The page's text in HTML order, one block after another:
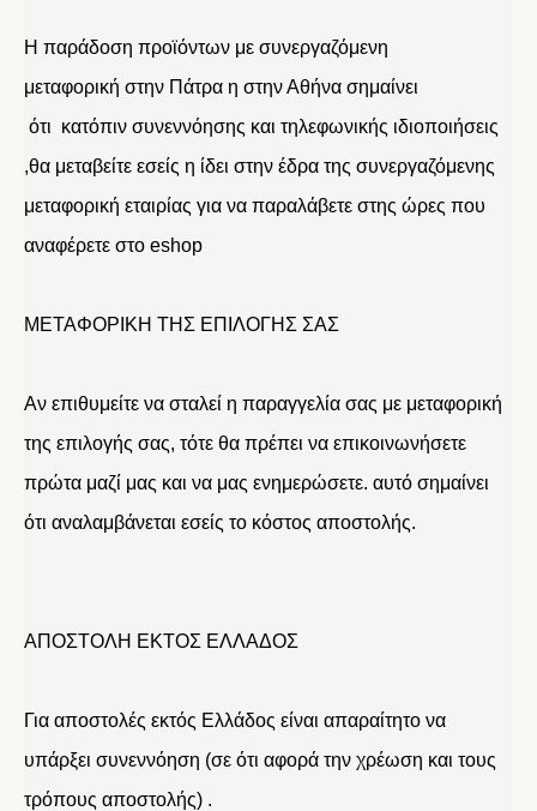
Η παράδοση προϊόντων με συνεργαζόμενη
μεταφορική στην Πάτρα η στην Αθήνα σημαίνει
ότι κατόπιν συνεννόησης και τηλεφωνικής ιδιοποιήσεις
,θα μεταβείτε εσείς η ίδει στην έδρα της συνεργαζόμενης
μεταφορική εταιρίας για να παραλάβετε στης ώρες που
αναφέρετε στο eshop
ΜΕΤΑΦΟΡΙΚΗ ΤΗΣ ΕΠΙΛΟΓΗΣ ΣΑΣ
Αν επιθυμείτε να σταλεί η παραγγελία σας με μεταφορική
της επιλογής σας, τότε θα πρέπει να επικοινωνήσετε
πρώτα μαζί μας και να μας ενημερώσετε. αυτό σημαίνει
ότι αναλαμβάνεται εσείς το κόστος αποστολής.
ΑΠΟΣΤΟΛΗ ΕΚΤΟΣ ΕΛΛΑΔΟΣ
Για αποστολές εκτός Ελλάδος είναι απαραίτητο να
υπάρξει συνεννόηση (σε ότι αφορά την χρέωση και τους
τρόπους αποστολής) .